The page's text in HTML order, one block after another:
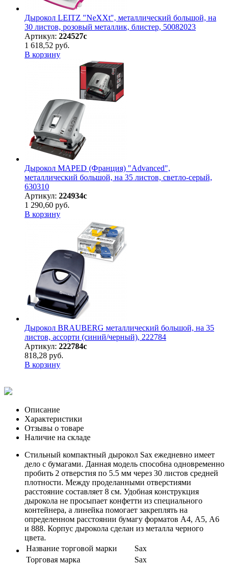
Дырокол LEITZ "NeXXt", металлический большой, на
30 листов, розовый металлик, блистер, 50082023
Артикул: 224527с
1 618,52 руб.
В корзину
Дырокол MAPED (Франция) "Advanced",
металлический большой, на 35 листов, светло-серый,
630310
Артикул: 224934с
1 290,60 руб.
В корзину
Дырокол BRAUBERG металлический большой, на 35
листов, ассорти (синий/черный), 222784
Артикул: 222784с
818,28 руб.
В корзину
Описание
Характеристики
Отзывы о товаре
Наличие на складе
Стильный компактный дырокол Sax ежедневно имеет
дело с бумагами. Данная модель способна одновременно
пробить 2 отверстия по 5.5 мм через 30 листов средней
плотности. Между проделанными отверстиями
расстояние составляет 8 см. Удобная конструкция
дырокола не просыпает конфетти из специального
контейнера, а линейка помогает закреплять на
определенном расстоянии бумагу форматов А4, А5, А6
и 888. Корпус дырокола сделан из металла черного
цвета.
Название торговой марки
Sax
Торговая марка
Sax